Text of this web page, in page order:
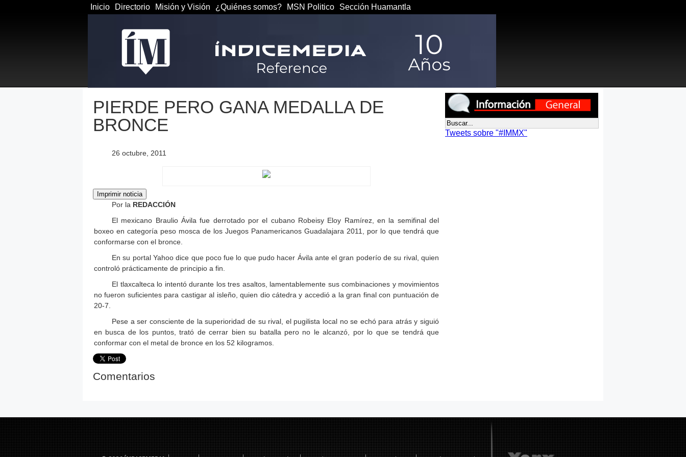
Inicio Directorio Misión y Visión ¿Quiénes somos? MSN Politico Sección Huamantla
PIERDE PERO GANA MEDALLA DE
BRONCE
26 octubre, 2011
Por la REDACCIÓN
El mexicano Braulio Ávila fue derrotado por el cubano Robeisy Eloy Ramírez, en la semifinal del
boxeo en categoría peso mosca de los Juegos Panamericanos Guadalajara 2011, por lo que tendrá que
conformarse con el bronce.
En su portal Yahoo dice que poco fue lo que pudo hacer Ávila ante el gran poderío de su rival, quien
controló prácticamente de principio a fin.
El tlaxcalteca lo intentó durante los tres asaltos, lamentablemente sus combinaciones y movimientos
no fueron suficientes para castigar al isleño, quien dio cátedra y accedió a la gran final con puntuación de
20-7.
Pese a ser consciente de la superioridad de su rival, el pugilista local no se echó para atrás y siguió
en busca de los puntos, trató de cerrar bien su batalla pero no le alcanzó, por lo que se tendrá que
conformar con el metal de bronce en los 52 kilogramos.
Comentarios
Tweets sobre "#IMMX"